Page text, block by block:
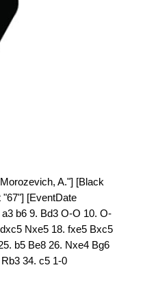
A."] [Black
"67"] [EventDate
b6 9. Bd3 O-O 10. O-
Nxe5 18. fxe5 Bxc5
b5 Be8 26. Nxe4 Bg6
34. c5 1-0